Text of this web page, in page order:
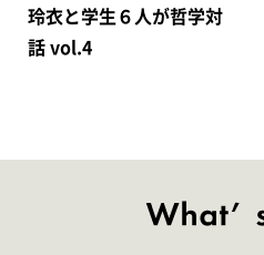
玲衣と学生６人が哲学対
話 vol.4